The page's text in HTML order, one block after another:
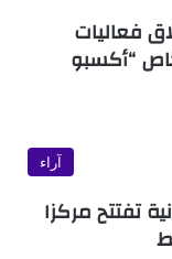
فعاليات
“أكسبو
آراء
تفتتح مركزا